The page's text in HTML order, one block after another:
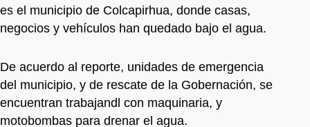
es el municipio de Colcapirhua, donde casas,
negocios y vehículos han quedado bajo el agua.
De acuerdo al reporte, unidades de emergencia
del municipio, y de rescate de la Gobernación, se
encuentran trabajandl con maquinaria, y
motobombas para drenar el agua.